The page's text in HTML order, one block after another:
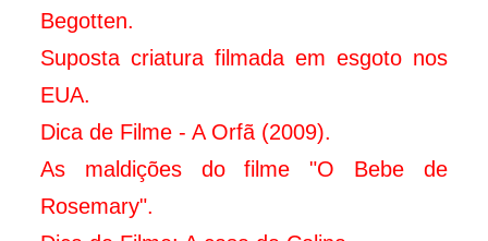
Begotten.
Suposta criatura filmada em esgoto nos
EUA.
Dica de Filme - A Orfã (2009).
As maldições do filme "O Bebe de
Rosemary".